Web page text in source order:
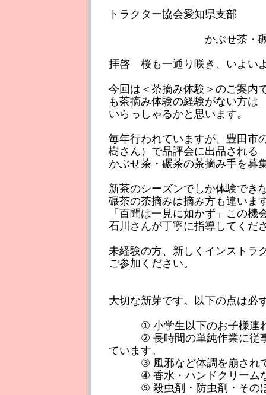
トラクター協会愛知県支部
かぶせ茶・碾茶の摘み
拝啓 桜も一通り咲き、いよい
今回は＜茶摘み体験＞のご案内
も茶摘み体験の経験がない方は
いらっしゃるかと思います。
毎年行われていますが、豊田市
樹さん）で品評会に出品される
かぶせ茶・碾茶の茶摘み手を募
新茶のシーズンでしか体験でき
碾茶の茶摘みは摘み方も違いま
「百聞は一見に如かず」この
石川さんが丁寧に指導してくだ
未経験の方、新しくインストラ
ご参加ください。
大切な新芽です。以下の点は必
① 小学生以下のお子様連れ
② 長時間の単純作業に従事
ています。
③ 風邪など体調を崩されて
④ 香水・ハンドクリームな
⑤ 殺虫剤・防虫剤・そのほ